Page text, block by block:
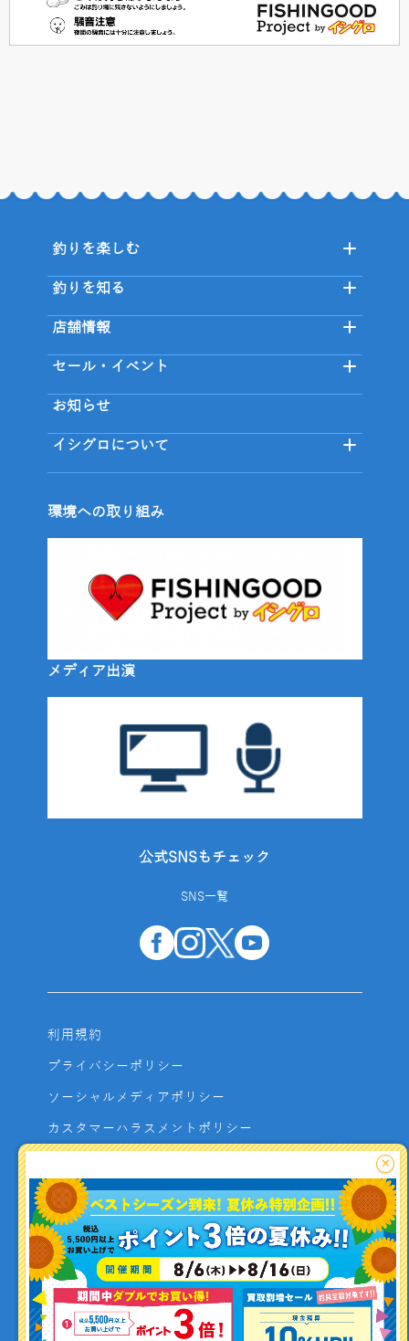
釣り情報を
投稿する
釣りを楽しむ
釣りを知る
店舗情報
セール・イベント
お知らせ
イシグロについて
環境への取り組み
メディア出演
公式SNSもチェック
SNS一覧
利用規約
プライバシーポリシー
ソーシャルメディアポリシー
カスタマーハラスメントポリシー
よくあるご質問
お問い合わせ
利用者資金の保全方法
×